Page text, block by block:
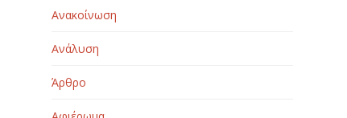
Ανακοίνωση
Ανάλυση
Άρθρο